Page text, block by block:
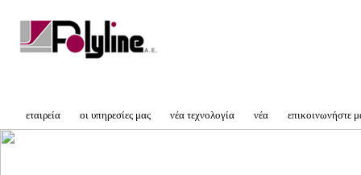
εταιρεία οι υπηρεσίες μας νέα τεχνολογία νέα επικοινωνήστε